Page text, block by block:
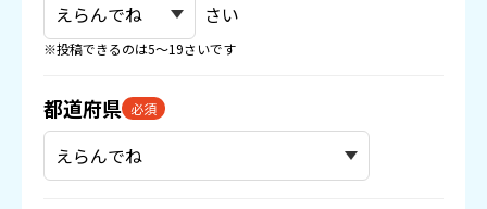
さい
※投稿できるのは5〜19さいです
都道府県 必須